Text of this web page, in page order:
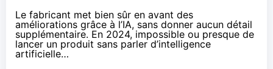
Le fabricant met bien sûr en avant des
améliorations grâce à l’IA, sans donner aucun détail
supplémentaire. En 2024, impossible ou presque de
lancer un produit sans parler d’intelligence
artificielle…